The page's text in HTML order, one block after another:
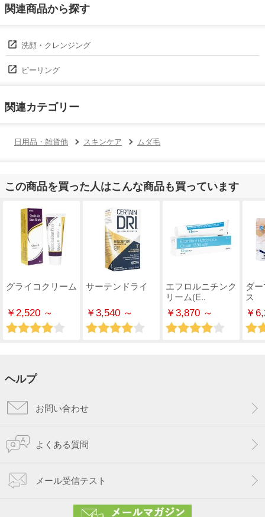
関連商品から探す
洗顔・クレンジング
ピーリング
関連カテゴリー
日用品・雑貨他 スキンケア ムダ毛
この商品を買った人はこんな商品も買っています
グライコクリーム
￥2,520 ～
サーテンドライ
￥3,540 ～
エフロルニチンク
リーム(E..
￥3,870 ～
ダ
ス
￥
ヘルプ
お問い合わせ
よくある質問
メール受信テスト